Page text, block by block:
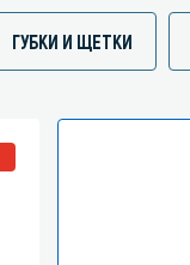
ГУБКИ И ЩЕТКИ